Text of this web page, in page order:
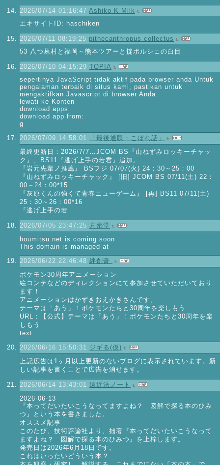
2026/07/14 01:16:47 Ashiko K Milk
エキサイトID: haschiken
2026/07/11 08:19:25 pithecanthropus collectus
53 八つ墓村と福岡～熊本ツアーと掟ポルシェの白目
2026/07/10 04:15:29 TOPIA
sepertinya JavaScript tidak aktif pada browser anda Untuk
pengalaman terbaik di situs kami, pastikan untuk
mengaktifkan Javascript di browser Anda.
lewati ke Konten
download apps
download app from:
g
2026/07/09 14:58:01
「最後通牒・こぼれ話」
最終更新日：2026/7/7…JCOM BS『山ねずみロッキーチャッ
ク』、BS11『逃げ上手の若君』追加。
『岩元先輩ノ推薦』 BSフジ 07/07(火) 24：30～25：00
『山ねずみロッキーチャック』 [旧] JCOM BS 07/11(土) 22：
00～24：00*15
『灰原くんの強くて青春ニューゲーム』 [再] BS11 07/11(土)
25：30～26：00*16
『逃げ上手の若
2026/07/05 23:47:25 方密堂
houmitsu.net is coming soon
This domain is managed at
2026/06/22 22:46:48 絆創膏
ポケモン30周年アニメーション
絵コンテなどのディレクションにて参加させていただいており
ます！
アニメーションはかずきおえかきさんです。
テーマは「あう」！ポケモンたちと30周年を楽しもう
URL：【公式】テーマは「あう」！ポケモンたちと30周年を楽
しもう
text
2026/06/16 15:50:31 ジギる(仮)
上記広告は1ヶ月以上更新のないブログに表示されています。新
しい記事を書くことで広告を消せます。
2026/06/14 13:43:01 遠近法ノート
2026-06-13
『本ってだいたいこうなってますよね？ 図解で探る本のひみ
つ』という本を書きました。
オススメ記事
このたび、技術評論社より、拙著『本ってだいたいこうなって
ますよね？ 図解で探る本のひみつ』を上梓します。
発売日は2026年6月18日です。
これはいったいどういう本？